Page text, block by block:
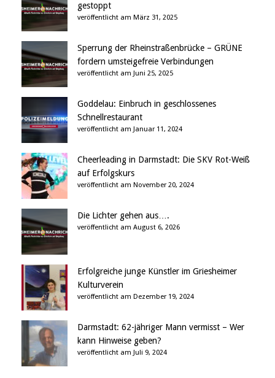
gestoppt
veröffentlicht am März 31, 2025
Sperrung der Rheinstraßenbrücke – GRÜNE
fordern umsteigefreie Verbindungen
veröffentlicht am Juni 25, 2025
Goddelau: Einbruch in geschlossenes
Schnellrestaurant
veröffentlicht am Januar 11, 2024
Cheerleading in Darmstadt: Die SKV Rot-Weiß
auf Erfolgskurs
veröffentlicht am November 20, 2024
Die Lichter gehen aus….
veröffentlicht am August 6, 2026
Erfolgreiche junge Künstler im Griesheimer
Kulturverein
veröffentlicht am Dezember 19, 2024
Darmstadt: 62-jähriger Mann vermisst – Wer
kann Hinweise geben?
veröffentlicht am Juli 9, 2024